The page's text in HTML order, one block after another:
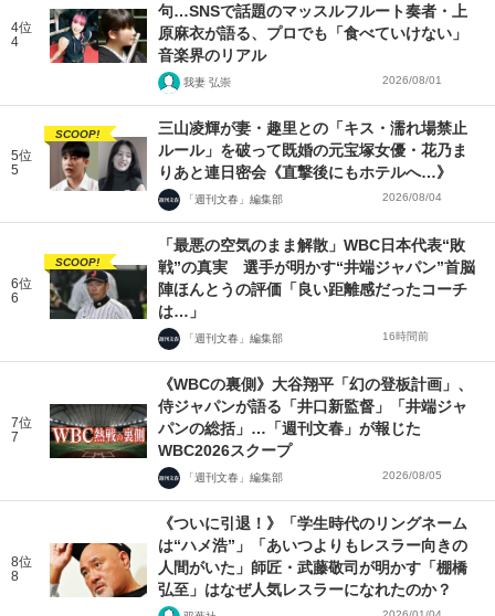
4位
4
句…SNSで話題のマッスルフルート奏者・上
原麻衣が語る、プロでも「食べていけない」
音楽界のリアル
我妻 弘崇 2026/08/01
5位
5
SCOOP!
三山凌輝が妻・趣里との「キス・濡れ場禁止
ルール」を破って既婚の元宝塚女優・花乃ま
りあと連日密会《直撃後にもホテルへ…》
「週刊文春」編集部 2026/08/04
6位
6
SCOOP!
「最悪の空気のまま解散」WBC日本代表“敗
戦”の真実 選手が明かす“井端ジャパン”首脳
陣ほんとうの評価「良い距離感だったコーチ
は…」
「週刊文春」編集部 16時間前
7位
7
《WBCの裏側》大谷翔平「幻の登板計画」、
侍ジャパンが語る「井口新監督」「井端ジャ
パンの総括」…「週刊文春」が報じた
WBC2026スクープ
「週刊文春」編集部 2026/08/05
8位
8
《ついに引退！》「学生時代のリングネーム
は“ハメ浩”」「あいつよりもレスラー向きの
人間がいた」師匠・武藤敬司が明かす「棚橋
弘至」はなぜ人気レスラーになれたのか？